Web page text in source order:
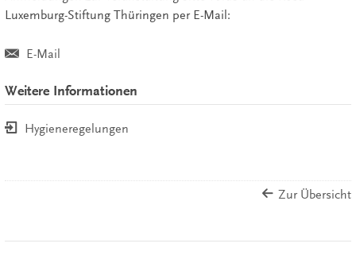
Luxemburg-Stiftung Thüringen per E-Mail:
E-Mail
Weitere Informationen
Hygieneregelungen
Zur Übersicht